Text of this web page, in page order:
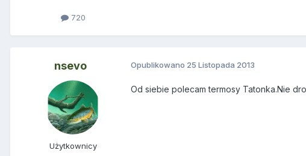
720
nsevo
Użytkownicy
Opublikowano 25 Listopada 2013
Od siebie polecam termosy Tatonka.Nie